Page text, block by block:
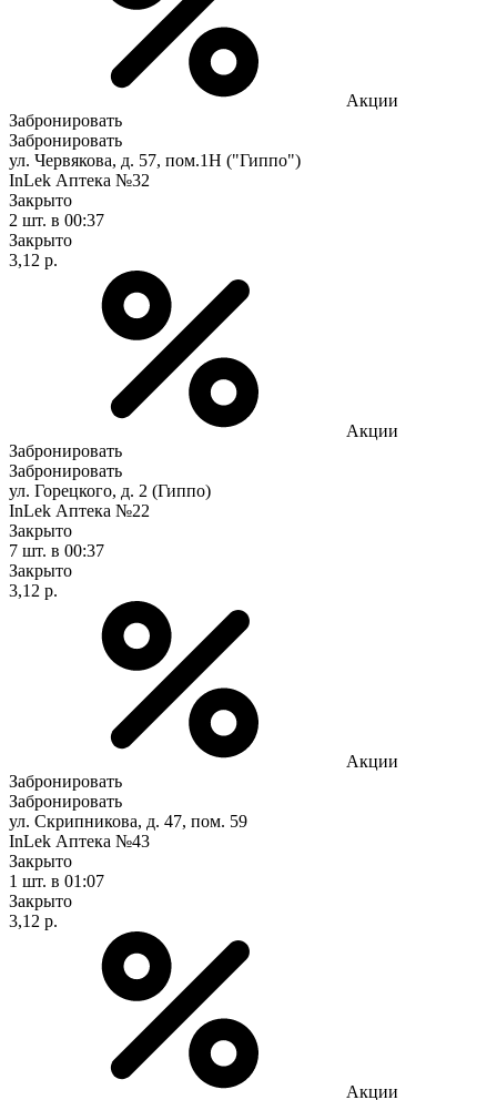
Акции
Забронировать
Забронировать
ул. Червякова, д. 57, пом.1Н ("Гиппо")
InLek Аптека №32
Закрыто
2 шт. в 00:37
Закрыто
3,12 р.
Акции
Забронировать
Забронировать
ул. Горецкого, д. 2 (Гиппо)
InLek Аптека №22
Закрыто
7 шт. в 00:37
Закрыто
3,12 р.
Акции
Забронировать
Забронировать
ул. Скрипникова, д. 47, пом. 59
InLek Аптека №43
Закрыто
1 шт. в 01:07
Закрыто
3,12 р.
Акции